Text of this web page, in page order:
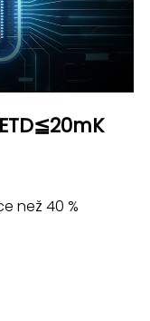
než 40 %